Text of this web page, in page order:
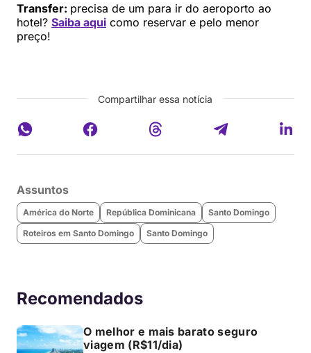
Transfer: precisa de um para ir do aeroporto ao
hotel? Saiba aqui como reservar e pelo menor
preço!
Compartilhar essa notícia
Assuntos
América do Norte República Dominicana
Santo Domingo
Roteiros em Santo Domingo
Santo Domingo
Recomendados
O melhor e mais barato seguro
viagem (R$11/dia)